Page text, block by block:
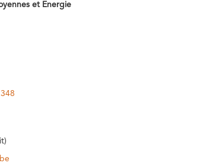
et Energie